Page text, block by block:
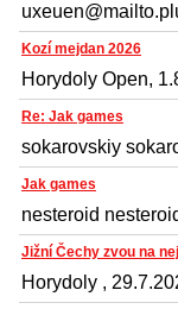
Kozí mejdan 2026
Horydoly Open,
Re: Jak games
sokarovskiy
Jak games
nesteroid
Jižní Čechy zvou na
Horydoly ,